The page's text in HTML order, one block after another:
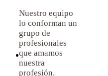
Nuestro equipo
lo conforman un
grupo de
profesionales
que amamos
nuestra
profesión.